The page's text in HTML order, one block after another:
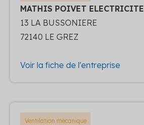
MATHIS POIVET ELECTRICITE
13 LA BUSSONIERE
72140 LE GREZ
Voir la fiche de l'entreprise
Ventilation mecanique